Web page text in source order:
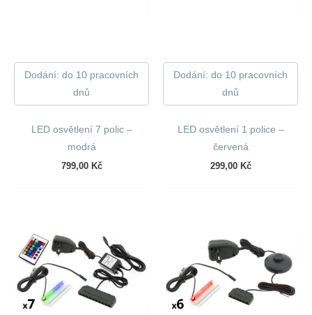
Dodání: do 10 pracovních
dnů
LED osvětlení 7 polic –
modrá
799,00 Kč
Dodání: do 10 pracovních
dnů
LED osvětlení 1 police –
červená
299,00 Kč